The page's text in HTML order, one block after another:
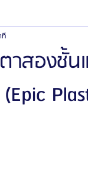
จีเอ็นจี โรงพยาบาล
สองชั้น
ที